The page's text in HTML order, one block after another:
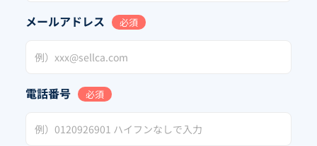
メールアドレス 必須
電話番号 必須